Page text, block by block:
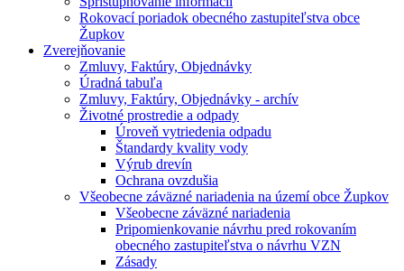
Rokovací poriadok obecného zastupiteľstva obce
Župkov
Zverejňovanie
Zmluvy, Faktúry, Objednávky
Úradná tabuľa
Zmluvy, Faktúry, Objednávky - archív
Životné prostredie a odpady
Úroveň vytriedenia odpadu
Štandardy kvality vody
Výrub drevín
Ochrana ovzdušia
Všeobecne záväzné nariadenia na území obce Župkov
Všeobecne záväzné nariadenia
Pripomienkovanie návrhu pred rokovaním
obecného zastupiteľstva o návrhu VZN
Zásady